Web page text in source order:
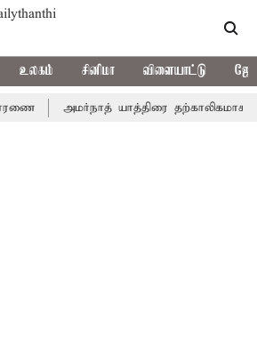
உலகம் சினிமா விளையாட்டு
அமர்நாத் யாத்திரை தற்காலிகமாக நிறுத்தம்